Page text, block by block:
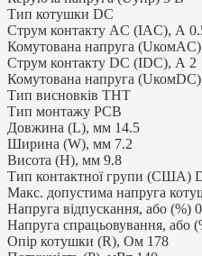
Тип котушки DC
Струм контакту AC (IAC), А
Комутована напруга
Струм контакту DC (IDC), А 2
Комутована напруга
Тип висновків THT
Тип монтажу PCB
Довжина (L), мм 14.5
Ширина (W), мм 7.2
Висота (H), мм 9.8
Тип контактної групи (США)
Макс. допустима напруга
Напруга відпускання, або (%)
Напруга спрацьовування, або
Опір котушки (R), Ом 178